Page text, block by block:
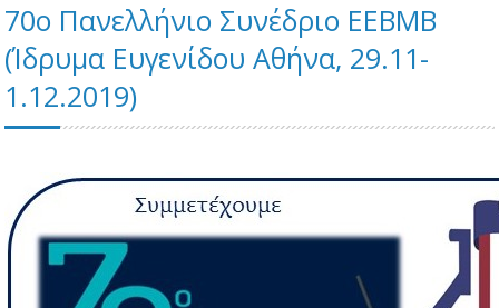
70o Πανελλήνιο Συνέδριο ΕΕΒΜΒ
(Ίδρυμα Ευγενίδου Αθήνα, 29.11-
1.12.2019)